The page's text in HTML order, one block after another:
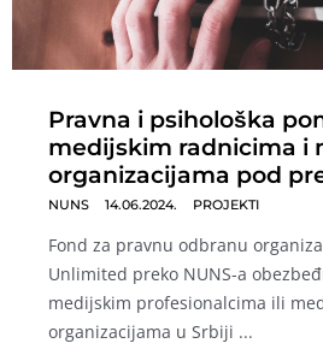
Pravna i psihološka
medijskim radnicima i
organizacijama pod
NUNS 14.06.2024. PROJEKTI
Fond za pravnu odbranu
Unlimited preko NUNS-a
medijskim profesionalcima ili
organizacijama u Srbiji ...